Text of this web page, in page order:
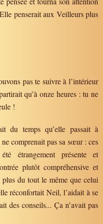
penserait aux Veilleurs plus
pas te suivre à l’intérieur
qu’à onze heures : tu ne
!
du temps qu’elle passait à
comprenait pas sa sœur : ces
étrangement présente et
plutôt compréhensive et
plus du tout le même que celui
réconfortait Neil, l’aidait à se
des conseils... Ça n’avait pas